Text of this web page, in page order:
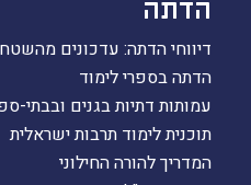
הדתה
דיווחי הדתה: עדכונים
הדתה בספרי לימוד
עמותות דתיות בגנים
תוכנית לימוד תרבות ישראלית
המדריך להורה החילוני